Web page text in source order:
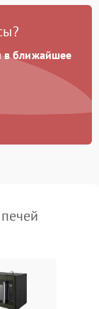
Подробнее →
Подробнее →
Подробнее →
в ближайшее